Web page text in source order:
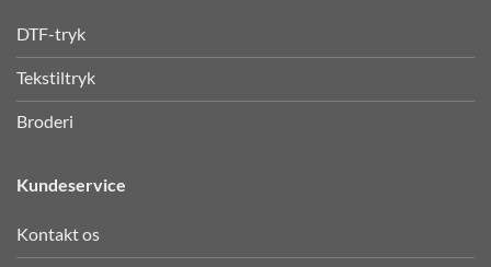
DTF-tryk
Tekstiltryk
Broderi
Kundeservice
Kontakt os